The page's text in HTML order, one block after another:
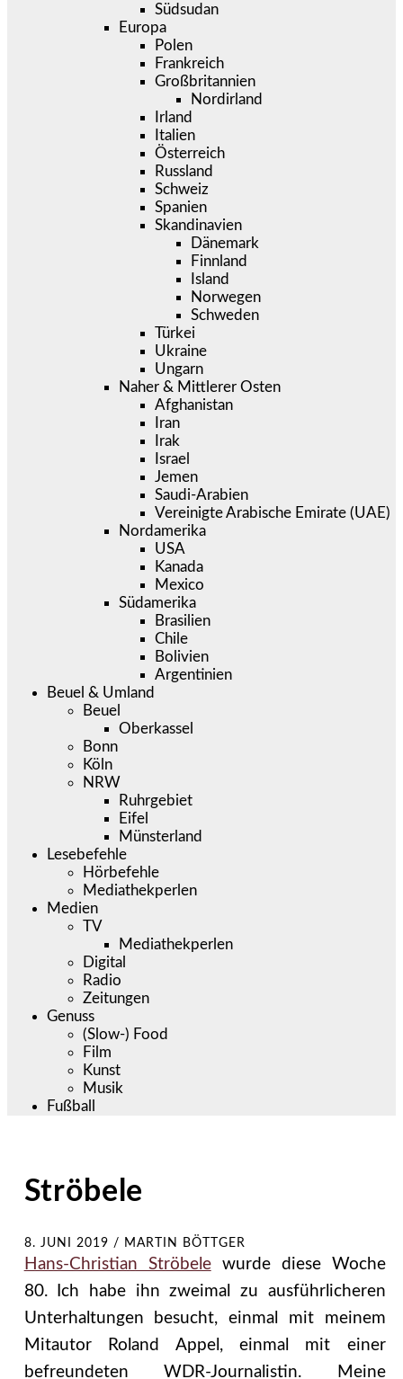
Südsudan
Europa
Polen
Frankreich
Großbritannien
Nordirland
Irland
Italien
Österreich
Russland
Schweiz
Spanien
Skandinavien
Dänemark
Finnland
Island
Norwegen
Schweden
Türkei
Ukraine
Ungarn
Naher & Mittlerer Osten
Afghanistan
Iran
Irak
Israel
Jemen
Saudi-Arabien
Vereinigte Arabische Emirate (UAE)
Nordamerika
USA
Kanada
Mexico
Südamerika
Brasilien
Chile
Bolivien
Argentinien
Beuel & Umland
Beuel
Oberkassel
Bonn
Köln
NRW
Ruhrgebiet
Eifel
Münsterland
Lesebefehle
Hörbefehle
Mediathekperlen
Medien
TV
Mediathekperlen
Digital
Radio
Zeitungen
Genuss
(Slow-) Food
Film
Kunst
Musik
Fußball
Ströbele
8. JUNI 2019 / MARTIN BÖTTGER
Hans-Christian Ströbelewurde diese Woche
80. Ich habe ihn zweimal zu ausführlicheren
Unterhaltungen besucht, einmal mit meinem
Mitautor Roland Appel, einmal mit einer
befreundeten WDR-Journalistin. Meine